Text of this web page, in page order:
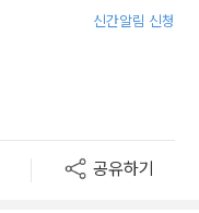
신간알림 신청
공유하기